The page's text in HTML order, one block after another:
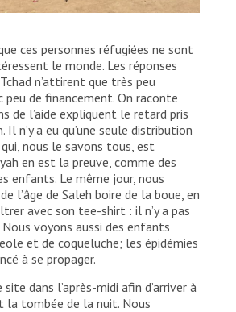
réfugiées soudanaises qui ont
dans leur pays se retrouvent dans
improvisés. Tchad, 2023. © MSF
ces personnes réfugiées ne sont
le monde. Les réponses
n’attirent que très peu
peu de financement. On raconte
de l’aide expliquent le retard pris
Il n’y a eu qu’une seule distribution
nous le savons tous, est
en est la preuve, comme des
enfants. Le même jour, nous
l’âge de Saleh boire de la boue, en
avec son tee-shirt : il n’y a pas
Nous voyons aussi des enfants
et de coqueluche; les épidémies
à se propager.
dans l’après-midi afin d’arriver à
la tombée de la nuit. Nous